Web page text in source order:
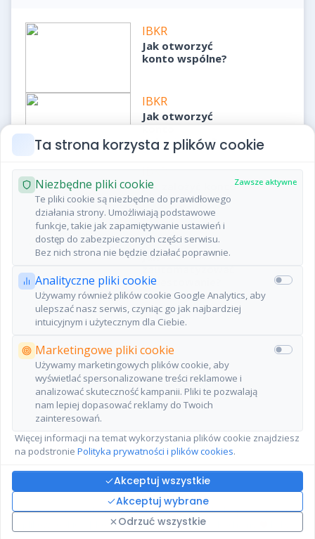
IBKR
Jak otworzyć
konto wspólne?
IBKR
Jak otworzyć
indywidualne?
Jak założyć konto
demo?
IBKR
Jak
inwestowanie?
Dane dostarczone przez Morningstar oraz atlasETF.
© 2026 Morningstar. All Rights Reserved. The information contained
herein: (1) is proprietary to Morningstar and/or its content providers; (2)
may not be copied or distributed, and (3) is not warranted to be accurate
complete or timely. Neither Morningstar nor its content providers are
information. Past performance is no guarantee of future results.
©2022-2026atlasETF O nas | FAQ | Polityka prywatności i
Kontakt | Historia zmian
Ta strona korzysta z plików cookie
Niezbędne pliki cookie
Te pliki cookie są niezbędne do prawidłowego
działania strony. Umożliwiają podstawowe
funkcje, takie jak zapamiętywanie ustawień i
dostęp do zabezpieczonych części serwisu.
Bez nich strona nie będzie działać poprawnie.
Zawsze aktywne
Analityczne pliki cookie
Używamy również plików cookie Google Analytics, aby
ulepszać nasz serwis, czyniąc go jak najbardziej
intuicyjnym i użytecznym dla Ciebie.
Marketingowe pliki cookie
Używamy marketingowych plików cookie, aby
wyświetlać spersonalizowane treści reklamowe i
analizować skuteczność kampanii. Pliki te pozwalają
nam lepiej dopasować reklamy do Twoich
zainteresowań.
Więcej informacji na temat wykorzystania plików cookie znajdziesz
na podstronie Polityka prywatności i plików cookies.
Odrzuć wszystkie
Akceptuj wybrane
Akceptuj wszystkie